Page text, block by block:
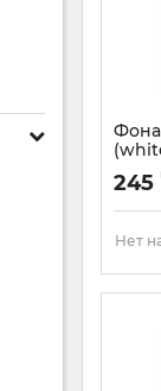
245
Нет